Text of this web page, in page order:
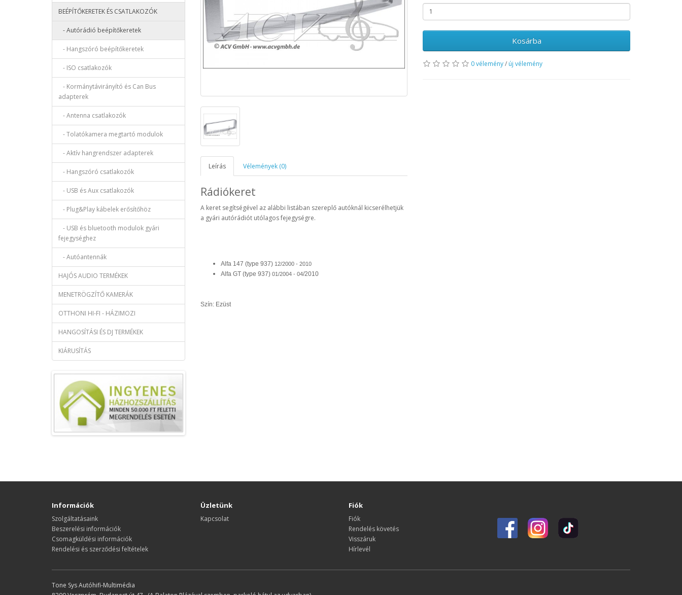
BEÉPÍTŐKERETEK ÉS CSATLAKOZÓK
- Autórádió beépítőkeretek
- Hangszóró beépítőkeretek
- ISO csatlakozók
- Kormánytávirányító és Can Bus
adapterek
- Antenna csatlakozók
- Tolatókamera megtartó modulok
- Aktív hangrendszer adapterek
- Hangszóró csatlakozók
- USB és Aux csatlakozók
- Plug&Play kábelek erősítőhöz
- USB és bluetooth modulok gyári
fejegységhez
- Autóantennák
HAJÓS AUDIO TERMÉKEK
MENETRÖGZÍTŐ KAMERÁK
OTTHONI HI-FI - HÁZIMOZI
HANGOSÍTÁSI ÉS DJ TERMÉKEK
KIÁRUSÍTÁS
Leírás Vélemények (0)
Rádiókeret
A keret segítségével az alábbi listában szereplő autóknál kicserélhetjük
a gyári autórádiót utólagos fejegységre.
Alfa 147 (type 937) 12/2000 - 2010
Alfa GT (type 937) 01/2004 - 04/2010
Szín: Ezüst
Kosárba
0 vélemény/ új vélemény
Információk
Szolgáltatásaink
Beszerelési információk
Csomagküldési információk
Rendelési és szerződési feltételek
Üzletünk
Kapcsolat
Fiók
Fiók
Rendelés követés
Visszáruk
Hírlevél
Tone Sys Autóhifi-Multimédia